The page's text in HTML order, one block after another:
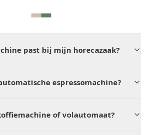
past bij mijn horecazaak?
espressomachine?
of volautomaat?